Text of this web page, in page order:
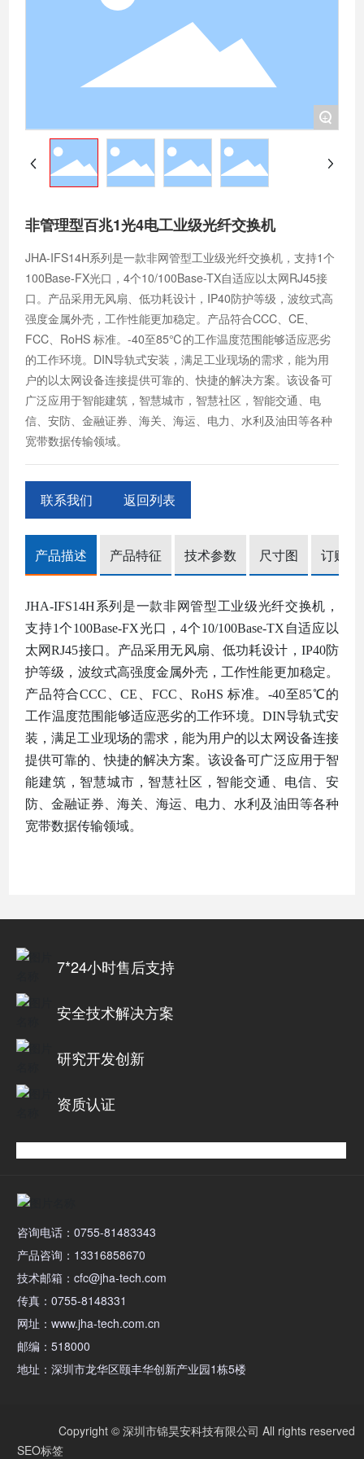
+
非管理型百兆1光4电工业级光纤交换机
JHA-IFS14H系列是一款非网管型工业级光纤交换机，支持1个
100Base-FX光口，4个10/100Base-TX自适应以太网RJ45接
口。产品采用无风扇、低功耗设计，IP40防护等级，波纹式高
强度金属外壳，工作性能更加稳定。产品符合CCC、CE、
FCC、RoHS 标准。-40至85℃的工作温度范围能够适应恶劣
的工作环境。DIN导轨式安装，满足工业现场的需求，能为用
户的以太网设备连接提供可靠的、快捷的解决方案。该设备可
广泛应用于智能建筑，智慧城市，智慧社区，智能交通、电
信、安防、金融证券、海关、海运、电力、水利及油田等各种
宽带数据传输领域。
联系我们 返回列表
产品描述 产品特征 技术参数 尺寸图 订购信
JHA-IFS14H系列 是一款非网管型工业级光纤交换机，
支持1个100Base-FX光口，4个10/100Base-TX自适应以
太网RJ45接口 。 产品采用无风扇 低功耗设计 ， IP40防
护等级 ， 波纹式高强度金属外壳， 工作性能更加稳定。
产品符合CCC、CE FCC 、RoHS 标准。-40至85℃的
工作温度范围能够适应恶劣的工作环境。 DIN导轨式安
装 ，满足工业现场的需求，能为用户的以太网设备连接
提供可靠的、快捷的解决方案。该设备可广泛应用于智
能建筑，智慧城市，智慧社区，智能交通、电信、安
防、金融证券、海关、海运、电力、水利及油田等各种
宽带数据传输领域。
7*24小时售后支持
安全技术解决方案
研究开发创新
资质认证
咨询电话：0755-81483343
产品咨询：13316858670
技术邮箱：cfc@jha-tech.com
传真：0755-8148331
网址：www.jha-tech.com.cn
邮编：518000
地址：深圳市龙华区颐丰华创新产业园1栋5楼
Copyright © 深圳市锦昊安科技有限公司 All rights reserved
SEO标签